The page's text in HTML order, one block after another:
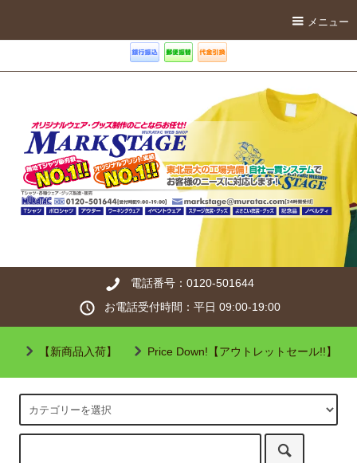
メニュー
電話番号：0120-501644
お電話受付時間：平日 09:00-19:00
【新商品入荷】 Price Down!【アウトレットセール!!】